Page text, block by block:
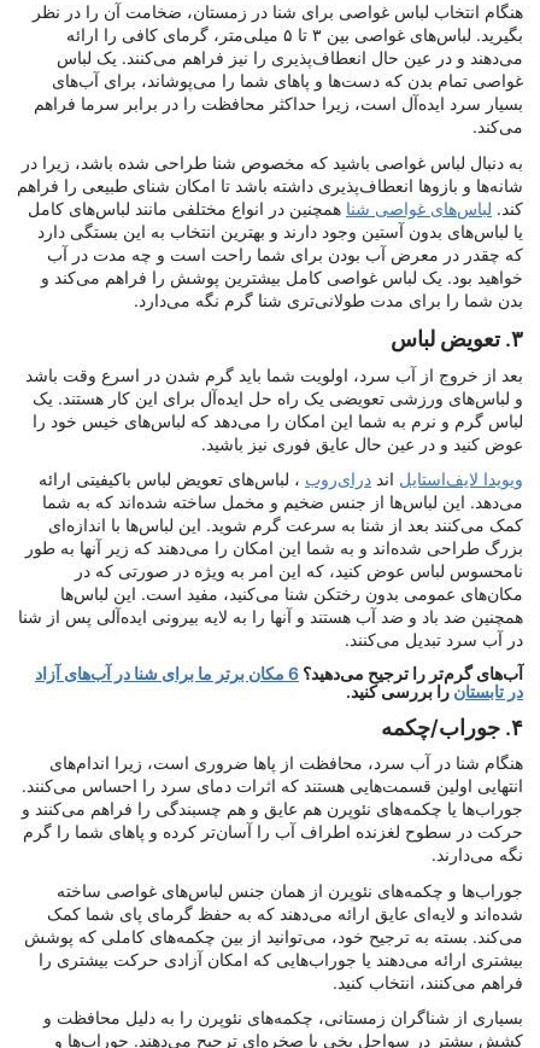
هنگام انتخاب لباس غواصی برای شنا در زمستان، ضخامت آن را در نظر
بگیرید. لباس‌های غواصی بین ۳ تا ۵ میلی‌متر، گرمای کافی را ارائه
می‌دهند و در عین حال انعطاف‌پذیری را نیز فراهم می‌کنند. یک لباس
غواصی تمام بدن که دست‌ها و پاهای شما را می‌پوشاند، برای آب‌های
بسیار سرد ایده‌آل است، زیرا حداکثر محافظت را در برابر سرما فراهم
می‌کند.
به دنبال لباس غواصی باشید که مخصوص شنا طراحی شده باشد، زیرا در
شانه‌ها و بازوها انعطاف‌پذیری داشته باشد تا امکان شنای طبیعی را فراهم
کند. لباس‌های غواصی شنا همچنین در انواع مختلفی مانند لباس‌های کامل
یا لباس‌های بدون آستین وجود دارند و بهترین انتخاب به این بستگی دارد
که چقدر در معرض آب بودن برای شما راحت است و چه مدت در آب
خواهید بود. یک لباس غواصی کامل بیشترین پوشش را فراهم می‌کند و
بدن شما را برای مدت طولانی‌تری شنا گرم نگه می‌دارد.
۳. تعویض لباس
بعد از خروج از آب سرد، اولویت شما باید گرم شدن در اسرع وقت باشد
و لباس‌های ورزشی تعویضی یک راه حل ایده‌آل برای این کار هستند. یک
لباس گرم و نرم به شما این امکان را می‌دهد که لباس‌های خیس خود را
عوض کنید و در عین حال عایق فوری نیز باشید.
ویویدا لایف‌استایل اند درای‌روب ، لباس‌های تعویض لباس باکیفیتی ارائه
می‌دهد. این لباس‌ها از جنس ضخیم و مخمل ساخته شده‌اند که به شما
کمک می‌کنند بعد از شنا به سرعت گرم شوید. این لباس‌ها با اندازه‌ای
بزرگ طراحی شده‌اند و به شما این امکان را می‌دهند که زیر آنها به طور
نامحسوس لباس عوض کنید، که این امر به ویژه در صورتی که در
مکان‌های عمومی بدون رختکن شنا می‌کنید، مفید است. این لباس‌ها
همچنین ضد باد و ضد آب هستند و آنها را به لایه بیرونی ایده‌آلی پس از شنا
در آب سرد تبدیل می‌کنند.
آب‌های گرم‌تر را ترجیح می‌دهید؟
6 مکان برتر ما برای شنا در آب‌های آزاد
در تابستانرا بررسی کنید.
۴. جوراب/چکمه
هنگام شنا در آب سرد، محافظت از پاها ضروری است، زیرا اندام‌های
انتهایی اولین قسمت‌هایی هستند که اثرات دمای سرد را احساس می‌کنند.
جوراب‌ها یا چکمه‌های نئوپرن هم عایق و هم چسبندگی را فراهم می‌کنند و
حرکت در سطوح لغزنده اطراف آب را آسان‌تر کرده و پاهای شما را گرم
نگه می‌دارند.
جوراب‌ها و چکمه‌های نئوپرن از همان جنس لباس‌های غواصی ساخته
شده‌اند و لایه‌ای عایق ارائه می‌دهند که به حفظ گرمای پای شما کمک
می‌کند. بسته به ترجیح خود، می‌توانید از بین چکمه‌های کاملی که پوشش
بیشتری ارائه می‌دهند یا جوراب‌هایی که امکان آزادی حرکت بیشتری را
فراهم می‌کنند، انتخاب کنید.
بسیاری از شناگران زمستانی، چکمه‌های نئوپرن را به دلیل محافظت و
کشش بیشتر در سواحل یخی یا صخره‌ای ترجیح می‌دهند. جوراب‌ها و